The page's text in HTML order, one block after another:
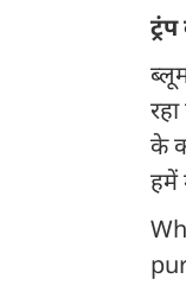
के
हमें